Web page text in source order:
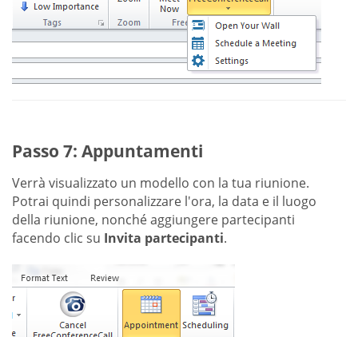
Passo 7: Appuntamenti
Verrà visualizzato un modello con la tua riunione.
Potrai quindi personalizzare l'ora, la data e il luogo
della riunione, nonché aggiungere partecipanti
facendo clic su Invita partecipanti.